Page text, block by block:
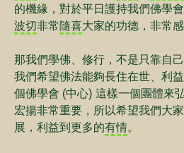
的機緣，對於平日護持我們佛學
波切非常隨喜大家的功德，非常感
那我們學佛、修行，不是只靠自
我們希望佛法能夠長住在世、利益
個佛學會 (中心) 這樣一個團體來
宏揚非常重要，所以希望我們大
展，利益到更多的有情。